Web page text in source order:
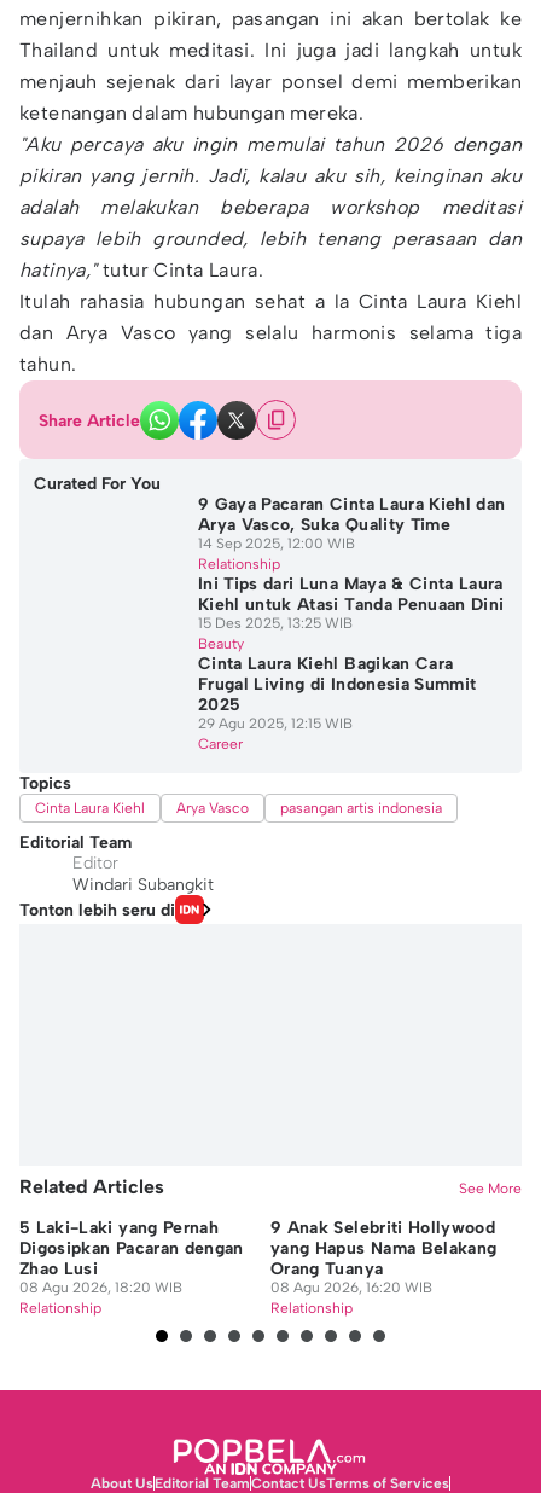
menjernihkan pikiran, pasangan ini akan bertolak ke
Thailand untuk meditasi. Ini juga jadi langkah untuk
menjauh sejenak dari layar ponsel demi memberikan
ketenangan dalam hubungan mereka.
"Aku percaya aku ingin memulai tahun 2026 dengan
pikiran yang jernih. Jadi, kalau aku sih, keinginan aku
adalah melakukan beberapa workshop meditasi
supaya lebih grounded, lebih tenang perasaan dan
hatinya,"tutur Cinta Laura.
Itulah rahasia hubungan sehat a la Cinta Laura Kiehl
dan Arya Vasco yang selalu harmonis selama tiga
tahun.
Share Article
Curated For You
9 Gaya Pacaran Cinta Laura Kiehl dan
Arya Vasco, Suka Quality Time
14 Sep 2025, 12:00 WIB
Relationship
Ini Tips dari Luna Maya & Cinta Laura
Kiehl untuk Atasi Tanda Penuaan Dini
15 Des 2025, 13:25 WIB
Beauty
Cinta Laura Kiehl Bagikan Cara
Frugal Living di Indonesia Summit
2025
29 Agu 2025, 12:15 WIB
Career
Topics
Cinta Laura Kiehl Arya Vasco pasangan artis indonesia
Editorial Team
Editor
Windari Subangkit
Tonton lebih seru di
Related Articles See More
5 Laki-Laki yang Pernah
Digosipkan Pacaran dengan
Zhao Lusi
08 Agu 2026, 18:20 WIB
Relationship
9 Anak Selebriti Hollywood
yang Hapus Nama Belakang
Orang Tuanya
08 Agu 2026, 16:20 WIB
Relationship
About UsEditorial TeamContact UsTerms of Services